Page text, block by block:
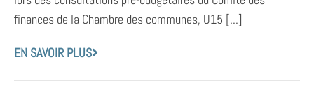
finances de la Chambre des communes, U15 [...]
EN SAVOIR PLUS